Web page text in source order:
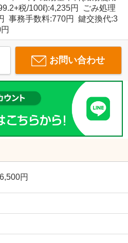
税/100ℓ):4,235円 ごみ処理
事務手数料:770円 鍵交換代:3
お問い合わせ
円